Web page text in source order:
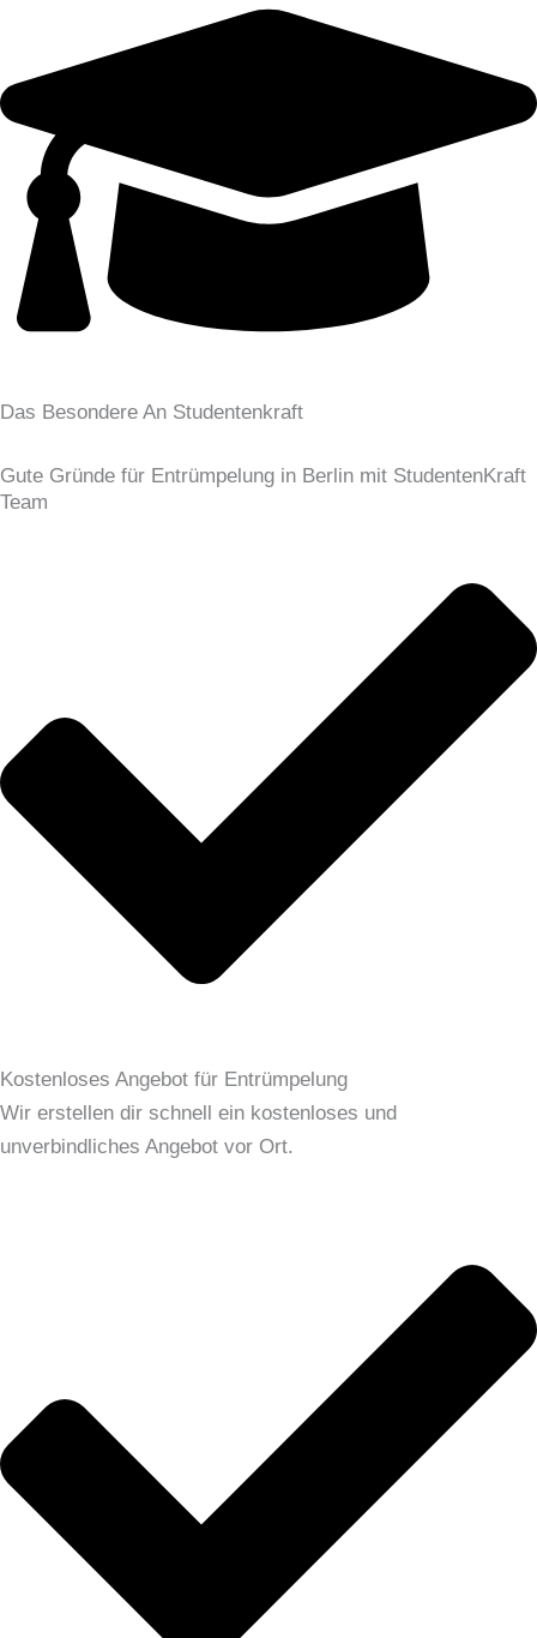
Das Besondere An Studentenkraft
Gute Gründe für Entrümpelung in Berlin mit StudentenKraft
Team
Kostenloses Angebot für Entrümpelung
Wir erstellen dir schnell ein kostenloses und
unverbindliches Angebot vor Ort.